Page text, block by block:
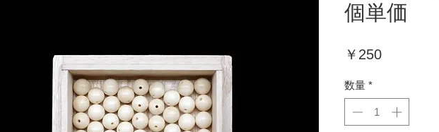
個単価
￥250価
数量 *